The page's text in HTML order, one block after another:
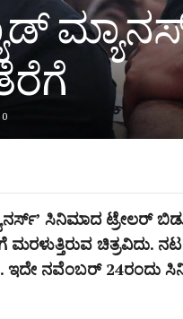
0
ಸಿನಿಮಾದ ಟ್ರೇಲರ್‌
ಚಿತ್ರವಿದು.
ಇದೇ ನವೆಂಬರ್‌ 24ರಂದು